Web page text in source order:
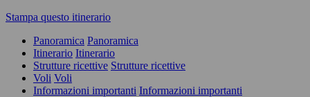
Stampa questo itinerario
Panoramica Panoramica
Itinerario Itinerario
Strutture ricettive Strutture ricettive
Voli Voli
Informazioni importanti Informazioni importanti